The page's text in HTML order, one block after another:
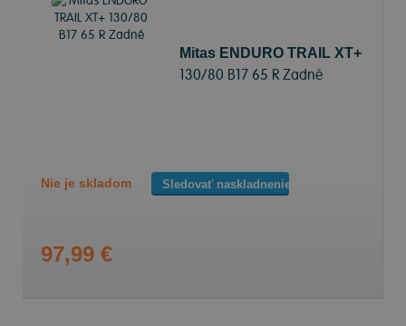
Mitas ENDURO TRAIL XT+
130/80 B17 65 R Zadné
Nie je skladom Sledovať naskladnenie
97,99 €